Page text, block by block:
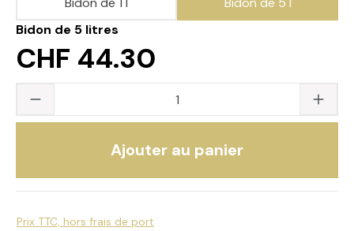
Bidon de 5 litres
CHF 44.30
Quantité du produit : saisissez la valeur
Ajouter au panier
Prix TTC, hors frais de port